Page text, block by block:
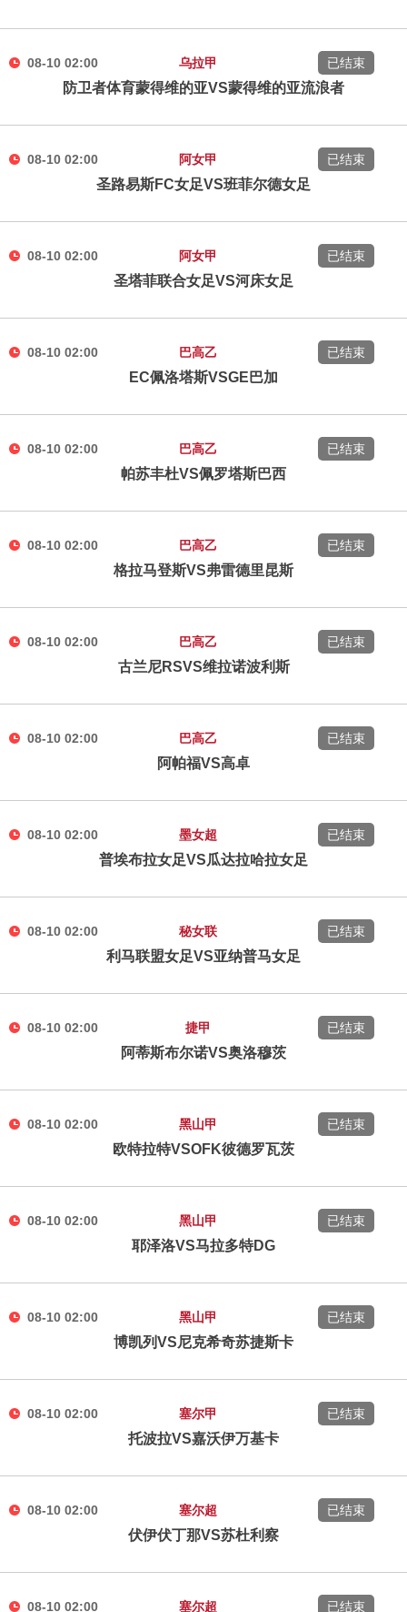
08-10 02:00 乌拉甲
防卫者体育蒙得维的亚VS蒙得维的亚流浪者
已结束
08-10 02:00 阿女甲
圣路易斯FC女足VS班菲尔德女足
已结束
08-10 02:00 阿女甲
圣塔菲联合女足VS河床女足
已结束
08-10 02:00 巴高乙
EC佩洛塔斯VSGE巴加
已结束
08-10 02:00 巴高乙
帕苏丰杜VS佩罗塔斯巴西
已结束
08-10 02:00 巴高乙
格拉马登斯VS弗雷德里昆斯
已结束
08-10 02:00 巴高乙
古兰尼RSVS维拉诺波利斯
已结束
08-10 02:00 巴高乙
阿帕福VS高卓
已结束
08-10 02:00 墨女超
普埃布拉女足VS瓜达拉哈拉女足
已结束
08-10 02:00 秘女联
利马联盟女足VS亚纳普马女足
已结束
08-10 02:00 捷甲
阿蒂斯布尔诺VS奥洛穆茨
已结束
08-10 02:00 黑山甲
欧特拉特VSOFK彼德罗瓦茨
已结束
08-10 02:00 黑山甲
耶泽洛VS马拉多特DG
已结束
08-10 02:00 黑山甲
博凯列VS尼克希奇苏捷斯卡
已结束
08-10 02:00 塞尔甲
托波拉VS嘉沃伊万基卡
已结束
08-10 02:00 塞尔超
伏伊伏丁那VS苏杜利察
已结束
08-10 02:00 塞尔超 已结束